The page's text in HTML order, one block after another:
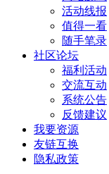
活动线报
值得一看
随手笔录
社区论坛
福利活动
交流互动
系统公告
反馈建议
我要资源
友链互换
隐私政策